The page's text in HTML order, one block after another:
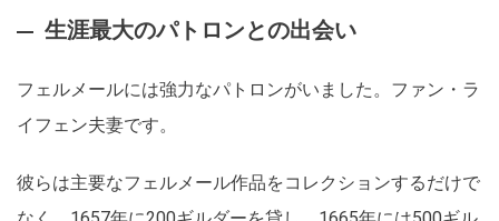
生涯最大のパトロンとの出会い
フェルメールには強力なパトロンがいました。ファン・ラ
イフェン夫妻です。
彼らは主要なフェルメール作品をコレクションするだけで